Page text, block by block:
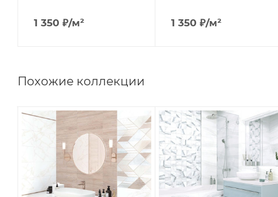
1 350 ₽/м² 1 350 ₽/м²
Похожие коллекции